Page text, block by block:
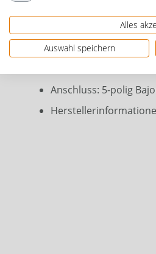
6 Funktionen:
Spannung: 12 V
Anschluss: 5-polig
Alles
Auswahl speichern